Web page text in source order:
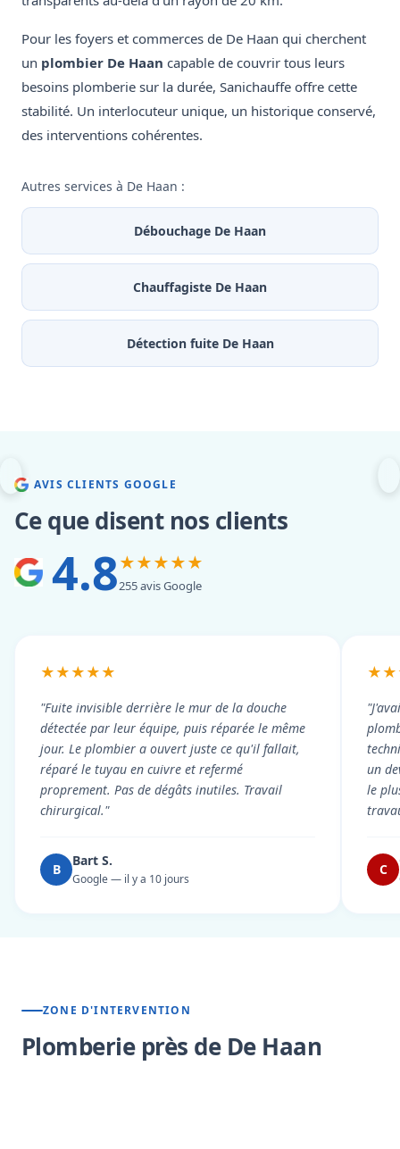
Pour les foyers et commerces de De Haan qui cherchent
un plombier De Haan capable de couvrir tous leurs
besoins plomberie sur la durée, Sanichauffe offre cette
stabilité. Un interlocuteur unique, un historique conservé,
des interventions cohérentes.
Autres services à De Haan :
Débouchage De Haan
Chauffagiste De Haan
Détection fuite De Haan
AVIS CLIENTS GOOGLE
Ce que disent nos clients
4.8★★★★★
255 avis Google
★★★★★
"Fuite invisible derrière le mur de la douche
détectée par leur équipe, puis réparée le même
jour. Le plombier a ouvert juste ce qu'il fallait,
réparé le tuyau en cuivre et refermé
proprement. Pas de dégâts inutiles. Travail
chirurgical."
B
Bart S.
Google — il y a 10 jours
un
le
C
ZONE D'INTERVENTION
Plomberie près de De Haan